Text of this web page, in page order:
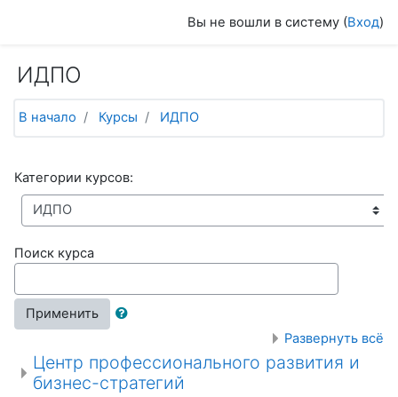
Вы не вошли в систему (Вход)
ИДПО
В начало Курсы ИДПО
Категории курсов:
Поиск курса
Применить
Развернуть всё
Центр профессионального развития и
бизнес-стратегий